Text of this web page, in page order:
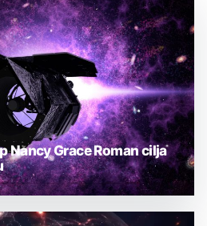
Nancy Grace Roman cilja